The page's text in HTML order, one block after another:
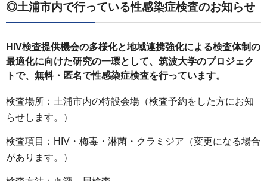
◎土浦市内で行っている性感染症検査のお知らせ
HIV検査提供機会の多様化と地域連携強化による検査体制の
最適化に向けた研究の一環として、筑波大学のプロジェク
トで、無料・匿名で性感染症検査を行っています。
検査場所：土浦市内の特設会場（検査予約をした方にお知
らせします。）
検査項目：HIV・梅毒・淋菌・クラミジア（変更になる場合
があります。）